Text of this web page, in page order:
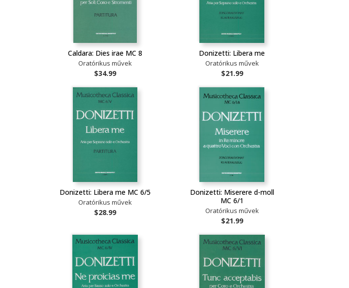
Caldara: Dies irae MC 8
Oratórikus művek
$34.99
Donizetti: Libera me
Oratórikus művek
$21.99
Donizetti: Libera me MC 6/5
Oratórikus művek
$28.99
Donizetti: Miserere d-moll
MC 6/1
Oratórikus művek
$21.99